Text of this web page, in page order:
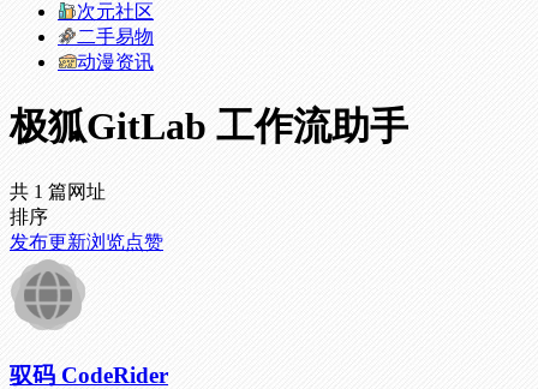
次元社区
二手易物
动漫资讯
极狐GitLab 工作流助手
共 1 篇网址
排序
发布更新浏览点赞
驭码 CodeRider